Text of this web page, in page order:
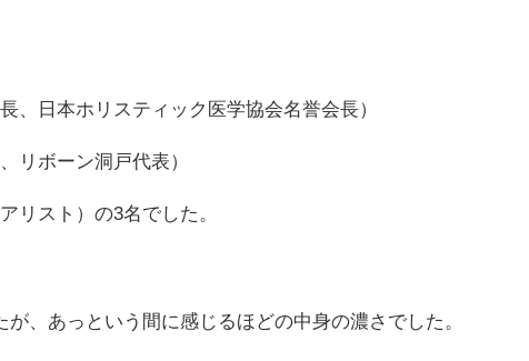
、日本ホリスティック医学協会名誉会長）
リボーン洞戸代表）
リスト）の3名でした。
、あっという間に感じるほどの中身の濃さでした。